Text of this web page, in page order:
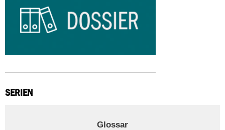
SERIEN
Glossar